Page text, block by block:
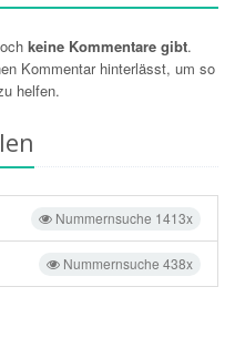
keine Kommentare gibt.
Kommentar hinterlässt, um so
helfen.
Nummernsuche 1413x
Nummernsuche 438x